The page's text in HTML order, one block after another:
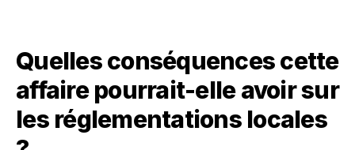
Quelles conséquences cette
affaire pourrait-elle avoir sur
les réglementations locales